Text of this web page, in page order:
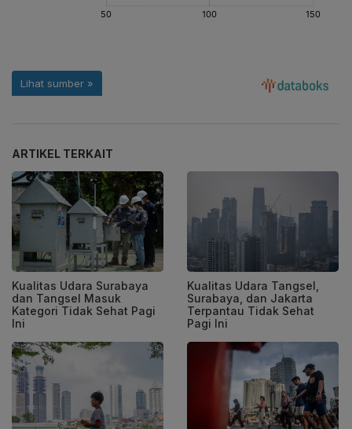
ARTIKEL TERKAIT
Kualitas Udara Surabaya
dan Tangsel Masuk
Kategori Tidak Sehat Pagi
Ini
Kualitas Udara Tangsel,
Surabaya, dan Jakarta
Terpantau Tidak Sehat
Pagi Ini